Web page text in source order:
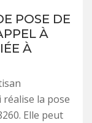
POSE DE
À
À
la pose
Elle peut